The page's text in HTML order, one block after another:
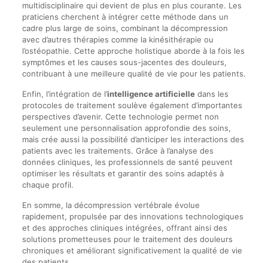
multidisciplinaire qui devient de plus en plus courante. Les
praticiens cherchent à intégrer cette méthode dans un
cadre plus large de soins, combinant la décompression
avec d’autres thérapies comme la kinésithérapie ou
l’ostéopathie. Cette approche holistique aborde à la fois les
symptômes et les causes sous-jacentes des douleurs,
contribuant à une meilleure qualité de vie pour les patients.
Enfin, l’intégration de l’intelligence artificielledans les
protocoles de traitement soulève également d’importantes
perspectives d’avenir. Cette technologie permet non
seulement une personnalisation approfondie des soins,
mais crée aussi la possibilité d’anticiper les interactions des
patients avec les traitements. Grâce à l’analyse des
données cliniques, les professionnels de santé peuvent
optimiser les résultats et garantir des soins adaptés à
chaque profil.
En somme, la décompression vertébrale évolue
rapidement, propulsée par des innovations technologiques
et des approches cliniques intégrées, offrant ainsi des
solutions prometteuses pour le traitement des douleurs
chroniques et améliorant significativement la qualité de vie